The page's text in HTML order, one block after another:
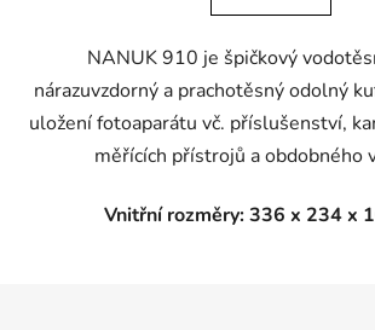
NANUK 910 je špičkový
nárazuvzdorný a prachotěsný odolný
uložení fotoaparátu vč. příslušenství,
měřících přístrojů a obdobného
Vnitřní rozměry: 336 x 234 x